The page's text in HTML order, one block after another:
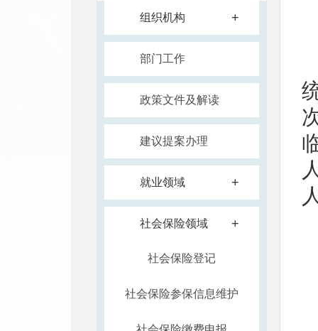
组织机构 +
部门工作
政策文件及解读
建议提案办理
就业领域 +
社会保险领域 +
社会保险登记
社会保险参保信息维护